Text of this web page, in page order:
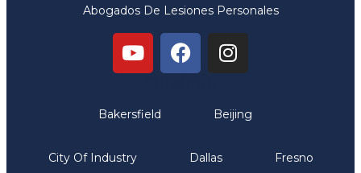
Abogados De Lesiones Personales
Bakersfield Beijing
City Of Industry Dallas Fresno